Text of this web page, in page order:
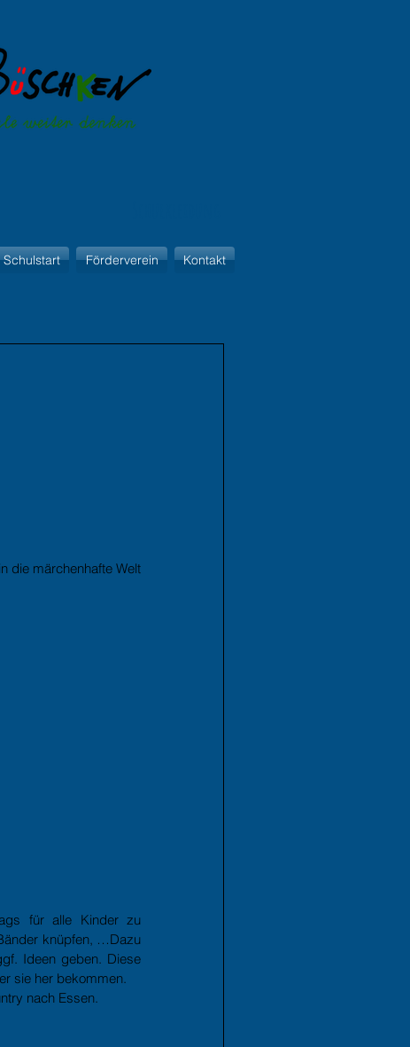
Schulstart Förderverein Kontakt
die märchenhafte Welt
für alle Kinder zu
knüpfen, …Dazu
Ideen geben. Diese
sie her bekommen.
nach Essen.